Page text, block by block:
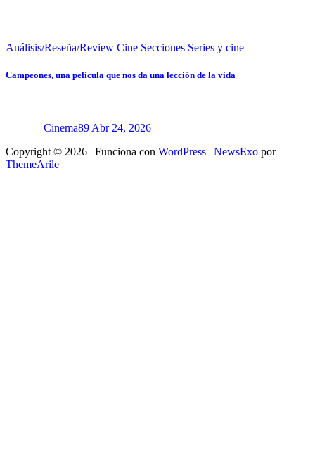
Análisis/Reseña/Review Cine Secciones Series y cine
Campeones, una película que nos da una lección de la vida
Cinema89 Abr 24, 2026
Copyright © 2026 | Funciona con WordPress | NewsExo por
ThemeArile